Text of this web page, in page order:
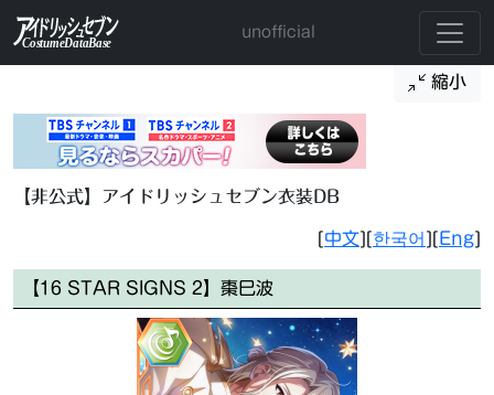
unofficial
縮小
【非公式】アイドリッシュセブン衣装DB
[中文][한국어 ][Eng]
【16 STAR SIGNS 2】棗巳波